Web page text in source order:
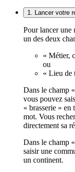
1. Lancer votre
Pour lancer une
un des deux
« Métier,
ou
« Lieu de
Dans le champ
vous pouvez
« brasserie » en
mot. Vous
directement sa
Dans le champ
saisir une
un continent.